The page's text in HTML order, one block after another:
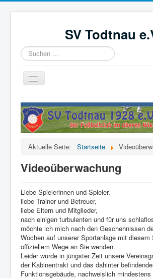
SV Todtnau
Suchen
...
Navigation
an/aus
Startseite
News
Jugend
Förderverein
Videoüberwachung
Kinder- und Jugendschutzkonzept
Aktuelle Seite: Startseite
Videoüberwachung
Liebe Spielerinnen und Spieler,
liebe Trainer und Betreuer,
liebe Eltern und Mitglieder,
nach einigen turbulenten und für uns
möchte ich mich nach den Geschehnissen
Wochen auf unserer Sportanlage mit diesem
offiziellem Wege an Sie wenden.
Leider wurde in jüngster Zeit unsere
der Kabinentrakt und das dahinter
Funktionsgebäude, nachweislich